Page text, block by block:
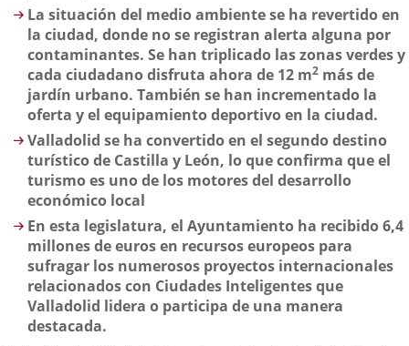
La situación del medio ambiente se ha revertido en
la ciudad, donde no se registran alerta alguna por
contaminantes. Se han triplicado las zonas verdes y
cada ciudadano disfruta ahora de 12 m2 más de
jardín urbano. También se han incrementado la
oferta y el equipamiento deportivo en la ciudad.
Valladolid se ha convertido en el segundo destino
turístico de Castilla y León, lo que confirma que el
turismo es uno de los motores del desarrollo
económico local
En esta legislatura, el Ayuntamiento ha recibido6,4
millones de euros en recursos europeos para
sufragar los numerosos proyectos internacionales
relacionados con Ciudades Inteligentes que
Valladolid lidera o participa de una manera
destacada.